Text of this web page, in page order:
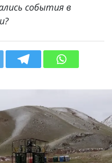
события в